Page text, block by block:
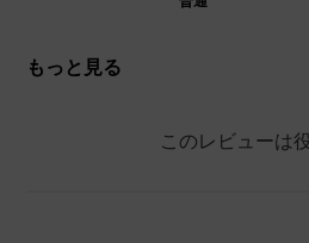
もっと見る
このレビューは